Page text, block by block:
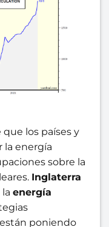
los países y
la energía
sobre la
Inglaterra
energía
poniendo